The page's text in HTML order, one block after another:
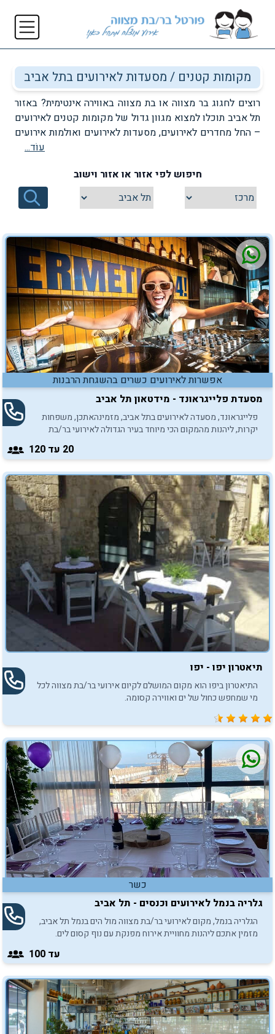
מקומות קטנים / מסעדות לאירועים בתל אביב
רוצים לחגוג בר מצווה או בת מצווה באווירה אינטימית? באזור
תל אביב תוכלו למצוא מגוון גדול של מקומות קטנים לאירועים
– החל מחדרים לאירועים, מסעדות לאירועים ואולמות אירועים
קטנים, אשר ישמחו להפוך עבורכם את האירוע הזה להכי
בחדשנות, ייחודיות ושירות אדיב ומקצועי – כך שאם אתם
מחפשים מקומות קטנים לאירועים גדולים כמו בר מצווה , זוהי
הבחירה המושלמת עבורכם! חיפוש מקומות קטנים לאירועים
עוֹד...
חיפוש לפי אזור או אזור וישוב
אפשרות לאירועים כשרים בהשגחת הרבנות
מסעדת פלייגראונד - מידטאון תל אביב
פלייגראונד, מסעדה לאירועים בתל אביב, מזמינהאתכן, משפחות
יקרות, ליהנות מהמקום הכי מיוחד בעיר הגדולה לאירועי בר/בת
20 עד 120
תיאטרון יפו - יפו
התיאטרון ביפו הוא מקום המושלם לקיום אירועי בר/בת מצווה לכל
מי שמחפש כחול של ים ואווירה קסומה.
כשר
גלריה בנמל לאירועים וכנסים - תל אביב
הגלריה בנמל, מקום לאירועי בר/בת מצווה מול הים בנמל תל אביב,
מזמין אתכם ליהנות מחוויית אירוח מפנקת עם נוף קסום לים.
עד 100